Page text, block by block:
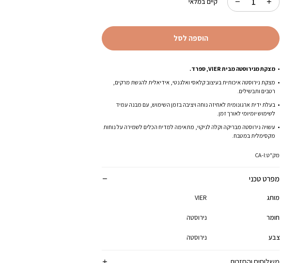
₪24.00.
מצקת מנירוסטה מבית VIER, ספרד.
מצקת נירוסטה איכותית בעיצוב קלאסי ואלגנטי, אידיאלית להגשת מרקים,
רטבים ותבשילים.
בעלת ידית ארגונומית לאחיזה נוחה ויציבה בזמן השימוש, עם מבנה עמיד
לשימוש יומיומי לאורך זמן.
עשויה נירוסטה מבריקה וקלה לניקוי, מתאימה למדיח הכלים לשמירה על נוחות
מקסימלית במטבח.
מק"ט:CA-I
הוספה לסל
מפרט טכני
מותג VIER
חומר נירוסטה
צבע נירוסטה